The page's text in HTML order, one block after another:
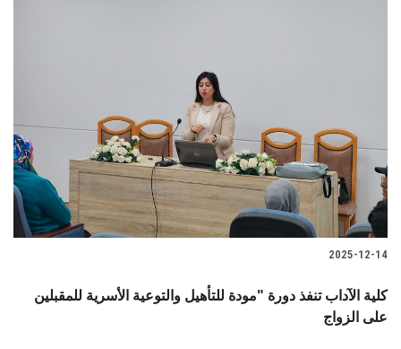
2025-12-14
كلية الآداب تنفذ دورة "مودة للتأهيل والتوعية الأسرية للمقبلين
على الزواج